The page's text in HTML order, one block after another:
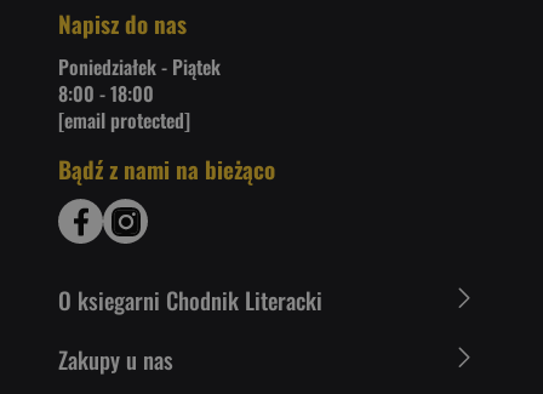
Napisz do nas
Poniedziałek - Piątek
8:00 - 18:00
[email protected]
Bądź z nami na bieżąco
O ksiegarni Chodnik Literacki
Zakupy u nas